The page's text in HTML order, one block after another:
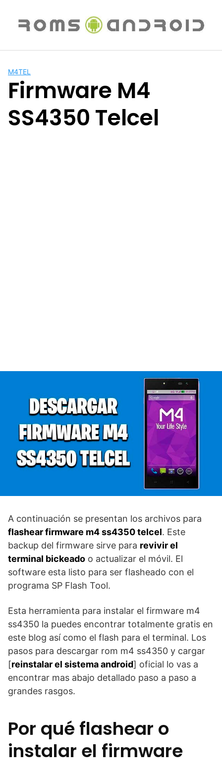
contenido
M4TEL
Firmware M4
SS4350 Telcel
A continuación se presentan los archivos para
flashear firmware m4 ss4350 telcel. Este
backup del firmware sirve para revivir el
terminal bickeado o actualizar el móvil. El
software esta listo para ser flasheado con el
programa SP Flash Tool.
Esta herramienta para instalar el firmware m4
ss4350 la puedes encontrar totalmente gratis en
este blog así como el flash para el terminal. Los
pasos para descargar rom m4 ss4350 y cargar
[reinstalar el sistema android] oficial lo vas a
encontrar mas abajo detallado paso a paso a
grandes rasgos.
Por qué flashear o
instalar el firmware